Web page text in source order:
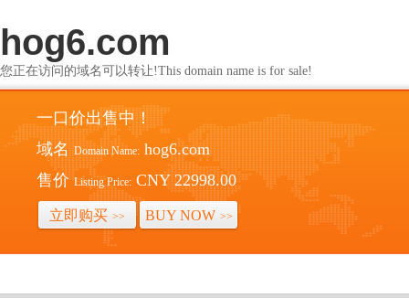
hog6.com
您正在访问的域名可以转让!This domain name is for sale!
一口价出售中！
域名 Domain Name: hog6.com
售价 Listing Price: CNY 22998.00
立即购买 >> BUY NOW >>